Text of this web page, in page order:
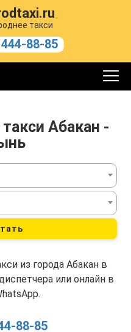
такси
88-85
Абакан -
из города Абакан в
или онлайн в
88-85